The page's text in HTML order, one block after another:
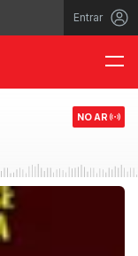
Entrar
NO AR